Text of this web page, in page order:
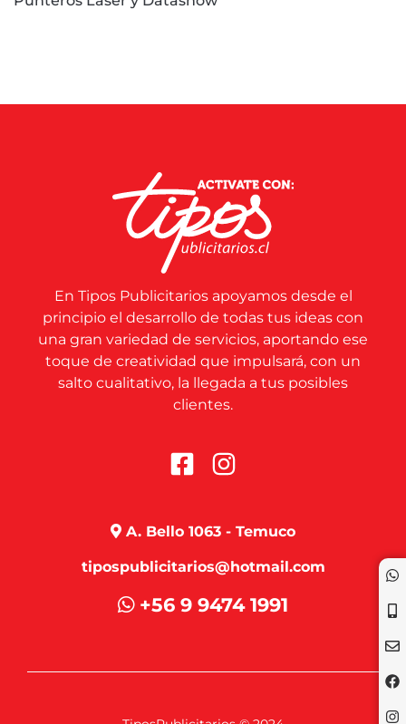
En Tipos Publicitarios apoyamos desde el
principio el desarrollo de todas tus ideas con
una gran variedad de servicios, aportando ese
toque de creatividad que impulsará, con un
salto cualitativo, la llegada a tus posibles
clientes.
A. Bello 1063 - Temuco
tipospublicitarios@hotmail.com
+56 9 9474 1991